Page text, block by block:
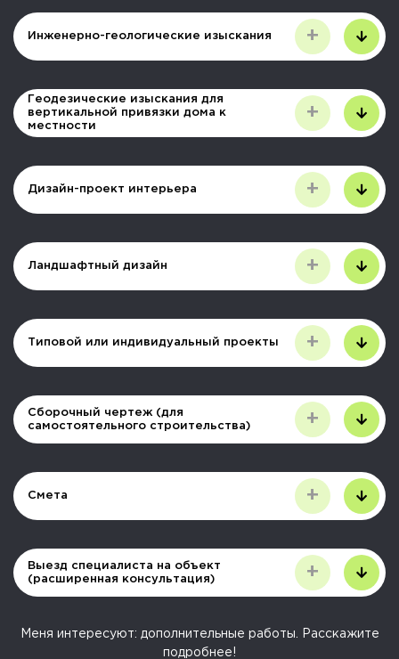
Инженерно-геологические изыскания +
Геодезические изыскания для
вертикальной привязки дома к
местности
+
Дизайн-проект интерьера +
Ландшафтный дизайн +
Типовой или индивидуальный проекты +
Сборочный чертеж (для
самостоятельного строительства)
+
Смета +
Выезд специалиста на объект
(расширенная консультация)
+
Меня интересуют: дополнительные работы . Расскажите
подробнее!